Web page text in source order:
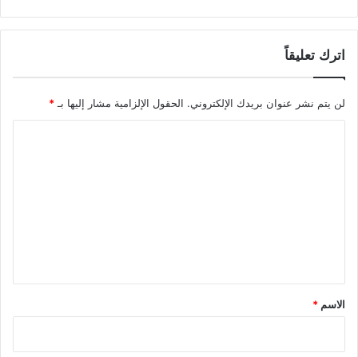
اترك تعليقاً
لن يتم نشر عنوان بريدك الإلكتروني. الحقول الإلزامية مشار إليها بـ *
*
الاسم *